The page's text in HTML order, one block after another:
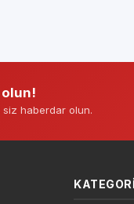
olun!
haberdar olun.